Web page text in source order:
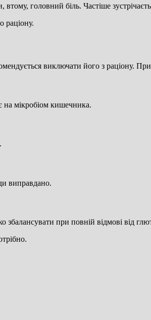
головний біль. Частіше
раціону.
виключати його з раціону.
на мікробіом кишечника.
виправдано.
при повній відмові від